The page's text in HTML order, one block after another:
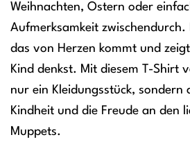
Weihnachten, Ostern oder
Aufmerksamkeit zwischendurch.
das von Herzen kommt und
Kind denkst. Mit diesem T-Shirt
nur ein Kleidungsstück, sondern
Kindheit und die Freude an den
Muppets.